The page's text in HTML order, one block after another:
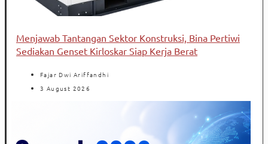
Menjawab Tantangan Sektor Konstruksi, Bina Pertiwi
Sediakan Genset Kirloskar Siap Kerja Berat
Fajar Dwi Ariffandhi
3 August 2026